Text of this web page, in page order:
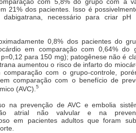
21% dos pacientes. Isso é
necessário para criar
0,8% dos pacientes do
em comparação com 0,64% do
para 150 mg); patogênese não é
aumentou o risco de infarto do
com o grupo-controle,
comparação com o benefício de
(AVC). 5
na prevenção de AVC e embolia
atrial não valvular e na
em pacientes adultos que foram